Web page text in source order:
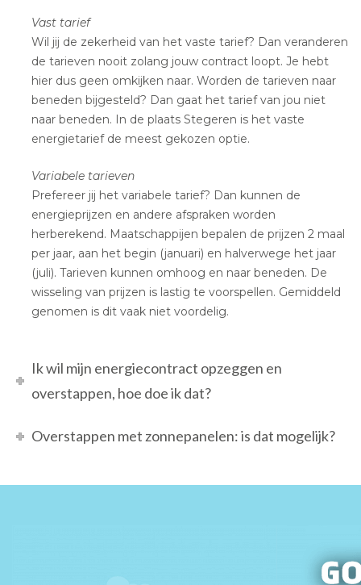
Vast tarief
Wil jij de zekerheid van het vaste tarief? Dan veranderen
de tarieven nooit zolang jouw contract loopt. Je hebt
hier dus geen omkijken naar. Worden de tarieven naar
beneden bijgesteld? Dan gaat het tarief van jou niet
naar beneden. In de plaats Stegeren is het vaste
energietarief de meest gekozen optie.
Variabele tarieven
Prefereer jij het variabele tarief? Dan kunnen de
energieprijzen en andere afspraken worden
herberekend. Maatschappijen bepalen de prijzen 2 maal
per jaar, aan het begin (januari) en halverwege het jaar
(juli). Tarieven kunnen omhoog en naar beneden. De
wisseling van prijzen is lastig te voorspellen. Gemiddeld
genomen is dit vaak niet voordelig.
Ik wil mijn energiecontract opzeggen en
overstappen, hoe doe ik dat?
Overstappen met zonnepanelen: is dat mogelijk?